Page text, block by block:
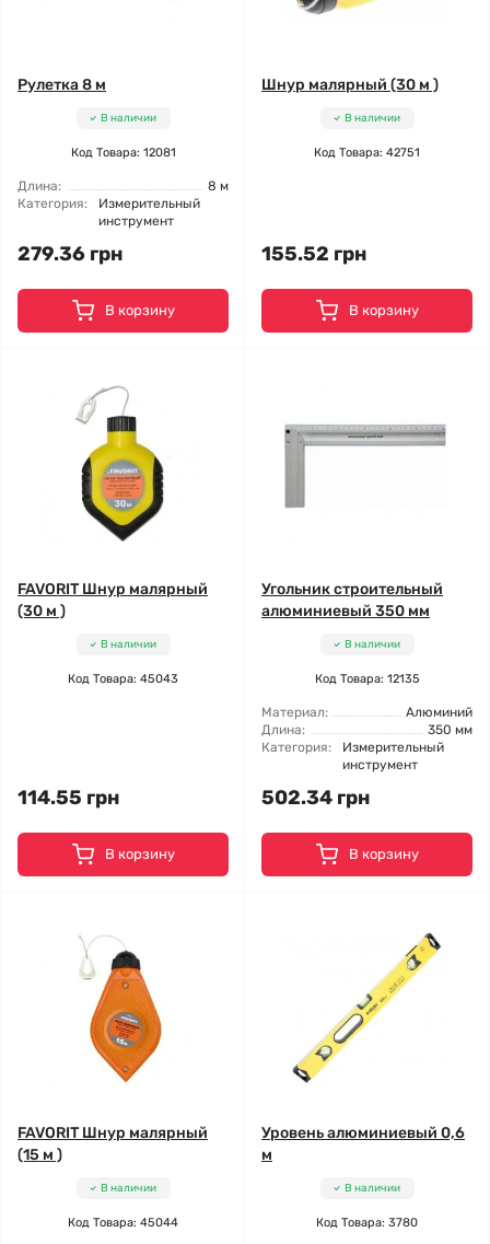
Рулетка 8 м
В наличии
Код Товара: 12081
Длина:
8 м
Категория:
Измерительный
инструмент
279.36 грн
В корзину
Шнур малярный (30 м )
В наличии
Код Товара: 42751
155.52 грн
В корзину
FAVORIT Шнур малярный
(30 м )
В наличии
Код Товара: 45043
114.55 грн
В корзину
Угольник строительный
алюминиевый 350 мм
В наличии
Код Товара: 12135
Материал:
Алюминий
Длина:
350 мм
Категория:
Измерительный
инструмент
502.34 грн
В корзину
FAVORIT Шнур малярный
(15 м )
В наличии
Код Товара: 45044
Уровень алюминиевый 0,6
м
В наличии
Код Товара: 3780